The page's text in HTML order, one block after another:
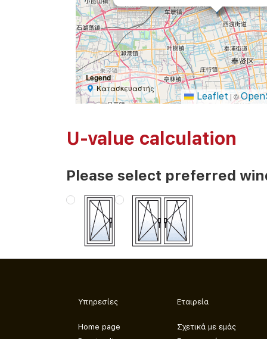
Legend
Κατασκευαστής
Leaflet | ©
U-value calculation
Please select preferred
Υπηρεσίες
Home page
Εταιρεία
Σχετικά με εμάς